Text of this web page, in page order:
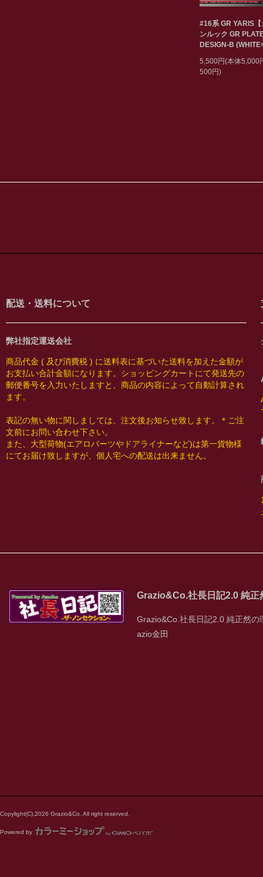
#16系 GR YARIS【
ンルック GR
DESIGN-B
5,500円(本体5,000
500円)
配送・送料について
弊社指定運送会社
商品代金 ( 及び消費税 ) に送料表に基づいた送料を加えた金額が
お支払い合計金額になります。ショッピングカートにて発送先の
郵便番号を入力いたしますと、商品の内容によって自動計算され
ます。
表記の無い物に関しましては、注文後お知らせ致します。＊ご注
文前にお問い合わせ下さい。
また、大型荷物(エアロパーツやドアライナーなど)は第一貨物様
にてお届け致しますが、個人宅への配送は出来ません。
Grazio&Co.社長日記2.0 純正
Grazio&Co.社長日記2.0 純正然の
azio金田
Copylight(C),2026 Grazio&Co. All right reserved.
Powered by